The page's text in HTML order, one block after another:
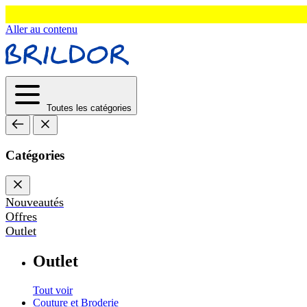
Aller au contenu
Toutes les catégories
Catégories
Nouveautés
Offres
Outlet
Outlet
Tout voir
Couture et Broderie